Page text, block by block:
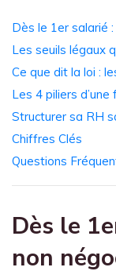
Dès le 1er salarié
Les seuils légaux
Ce que dit la loi :
Les 4 piliers
Structurer sa RH
Chiffres Clés
Questions
Dès le
non